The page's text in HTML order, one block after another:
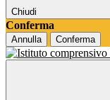
Chiudi
Conferma
Annulla Conferma